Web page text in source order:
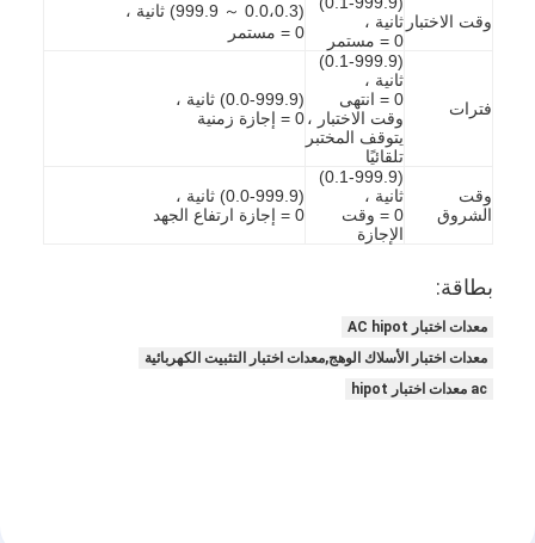
مختبر كفاءة الطاقة
معدات اختبار المركبات
بطارية اختبار المعدات
معدات الاختبار للمختبر الكهربائي
تبديل اختبار الحياة
معدات اختبار دخول الماء
وقت الاختبار ثانية ،
0 = مستمر
(0.0،0.3 ～ 999.9) ثانية ،
0 = مستمر
فترات
(0.1-999.9)
ثانية ،
0 = انتهى
وقت الاختبار ،
يتوقف المختبر
تلقائيًا
(0.0-999.9) ثانية ،
0 = إجازة زمنية
وقت
الشروق
(0.1-999.9)
ثانية ،
0 = وقت
الإجازة
(0.0-999.9) ثانية ،
0 = إجازة ارتفاع الجهد
بطاقة:
معدات اختبار AC hipot
معدات اختبار الأسلاك الوهج,معدات اختبار التثبيت الكهربائية
ac معدات اختبار hipot